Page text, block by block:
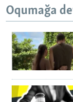
Oqumağa